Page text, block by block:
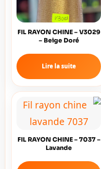
FIL RAYON CHINE – V3029
– Beige Doré
Lire la suite
FIL RAYON CHINE – 7037 –
Lavande